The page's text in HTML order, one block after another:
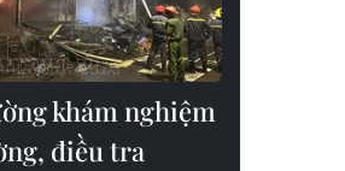
khám nghiệm
điều tra